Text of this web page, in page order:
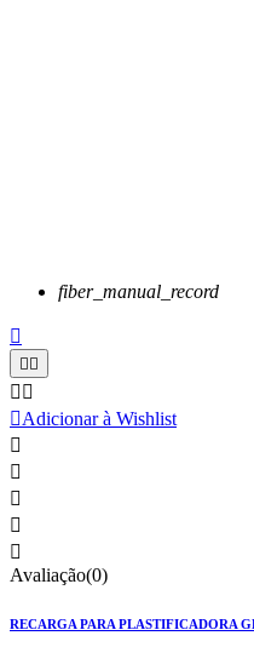
fiber_manual_record

 
 
Adicionar à Wishlist





Avaliação(0)
RECARGA PARA PLASTIFICADORA